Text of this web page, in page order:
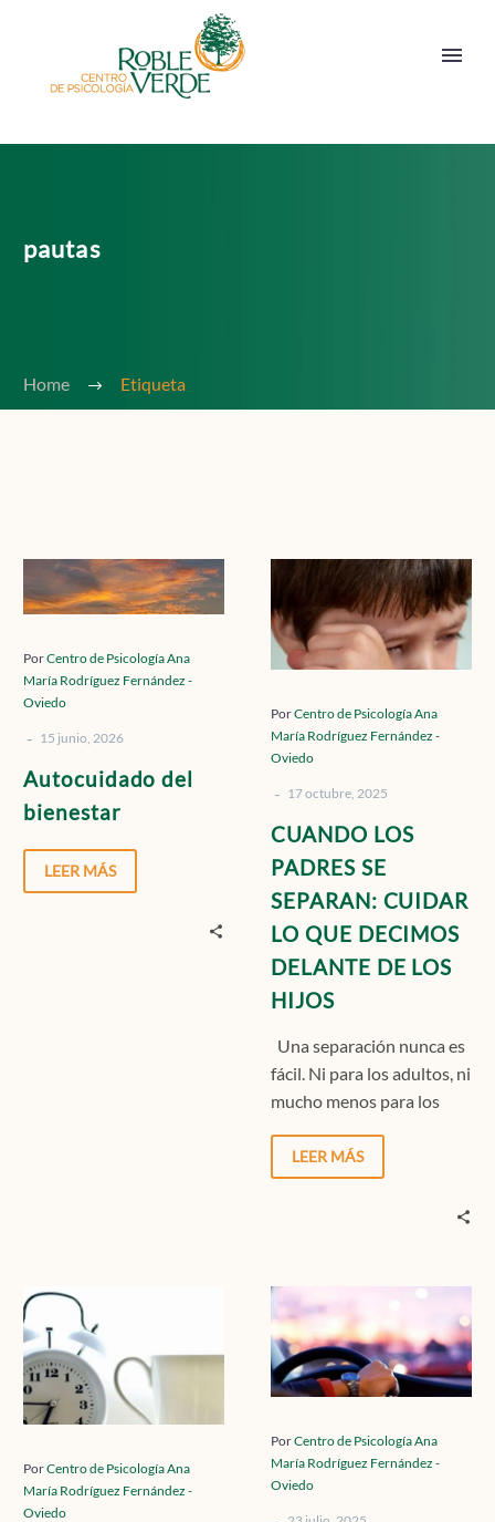
Solicita cita
pautas
Home Etiqueta
Autocuidado
del
PorCentro de Psicología Ana
María Rodríguez Fernández -
Oviedo
- 15 junio, 2026
Autocuidado del
bienestar
LEER MÁS
CUANDO
LOS
PADRES
SE
CUIDAR
LO
DECIMOS
DELANTE
DE
LOS
HIJOS
PorCentro de Psicología Ana
María Rodríguez Fernández -
Oviedo
- 17 octubre, 2025
CUANDO LOS
PADRES SE
SEPARAN: CUIDAR
LO QUE DECIMOS
DELANTE DE LOS
HIJOS
Una separación nunca es
fácil. Ni para los adultos, ni
mucho menos para los
se…LEER MÁS
DEL
SÍNDROME
POSTVACACIONAL:
VOLVER
ES
PorCentro de Psicología Ana
María Rodríguez Fernández -
Oviedo
A
CONDUCIR:
QUÉ
Y
CÓMO
PorCentro de Psicología Ana
María Rodríguez Fernández -
Oviedo